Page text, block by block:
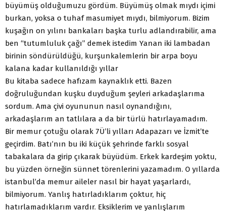
büyümüş olduğumuzu gördüm. Büyümüş olmak mıydı içimi
burkan, yoksa o tuhaf masumiyet mıydı, bilmiyorum. Bizim
kuşağın on yılını bankaları başka turlu adlandırabilir, ama
ben “tutumluluk çağı” demek istedim Yanan iki lambadan
birinin söndürüldüğü, kurşunkalemlerin bir arpa boyu
kalana kadar kullanıldığı yıllar
Bu kitaba sadece hafızam kaynaklık etti. Bazen
doğruluğundan kuşku duyduğum şeyleri arkadaşlarıma
sordum. Ama çivi oyununun nasıl oynandığını,
arkadaşlarım an tatlılara a da bir türlü hatırlayamadım.
Bir memur çotuğu olarak 7Ü’li yılları Adapazarı ve İzmit’te
geçirdim. Batı’nın bu iki küçük şehrinde farklı sosyal
tabakalara da girip çıkarak büyüdüm. Erkek kardeşim yoktu,
bu yüzden örneğin sünnet törenlerini yazamadım. O yıllarda
istanbul’da memur aileler nasıl bir hayat yaşarlardı,
bilmiyorum. Yanlış hatırladıklarım çoktur, hiç
hatırlamadıklarım vardır. Eksiklerim ve yanlışlarım